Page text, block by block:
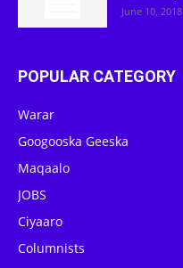
June 10, 2018
POPULAR CATEGORY
Warar
Googooska Geeska
Maqaalo
JOBS
Ciyaaro
Columnists